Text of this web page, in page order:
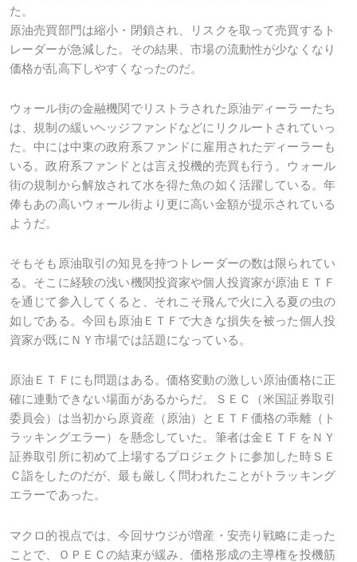
た。
原油売買部門は縮小・閉鎖され、リスクを取って売買するト
レーダーが急減した。その結果、市場の流動性が少なくなり
価格が乱高下しやすくなったのだ。
ウォール街の金融機関でリストラされた原油ディーラーたち
は、規制の緩いヘッジファンドなどにリクルートされていっ
た。中には中東の政府系ファンドに雇用されたディーラーも
いる。政府系ファンドとは言え投機的売買も行う。ウォール
街の規制から解放されて水を得た魚の如く活躍している。年
俸もあの高いウォール街より更に高い金額が提示されている
ようだ。
そもそも原油取引の知見を持つトレーダーの数は限られてい
る。そこに経験の浅い機関投資家や個人投資家が原油ＥＴＦ
を通じて参入してくると、それこそ飛んで火に入る夏の虫の
如しである。今回も原油ＥＴＦで大きな損失を被った個人投
資家が既にＮＹ市場では話題になっている。
原油ＥＴＦにも問題はある。価格変動の激しい原油価格に正
確に連動できない場面があるからだ。ＳＥＣ（米国証券取引
委員会）は当初から原資産（原油）とＥＴＦ価格の乖離（ト
ラッキングエラー）を懸念していた。筆者は金ＥＴＦをＮＹ
証券取引所に初めて上場するプロジェクトに参加した時ＳＥ
Ｃ詣をしたのだが、最も厳しく問われたことがトラッキング
エラーであった。
マクロ的視点では、今回サウジが増産・安売り戦略に走った
ことで、ＯＰＥＣの結束が緩み、価格形成の主導権を投機筋